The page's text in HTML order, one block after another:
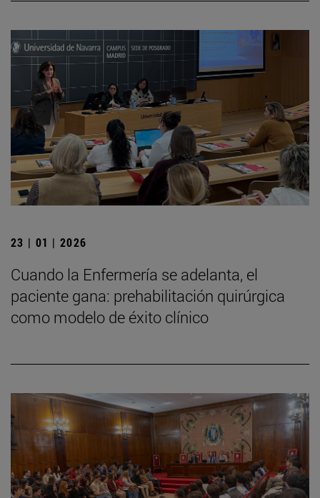
23 | 01 | 2026
Cuando la Enfermería se adelanta, el
paciente gana: prehabilitación quirúrgica
como modelo de éxito clínico